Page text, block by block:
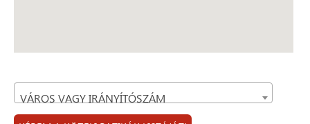
VÁROS VAGY IRÁNYÍTÓSZÁM